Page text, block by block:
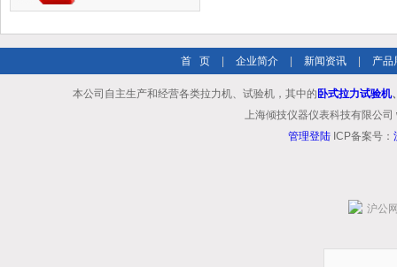
首 页 企业简介 新闻资讯 产品
本公司自主生产和经营各类拉力机、试验机，其中的 卧式拉力试验机
上海倾技仪器仪表科技有限公
管理登陆 ICP备案号：
沪公